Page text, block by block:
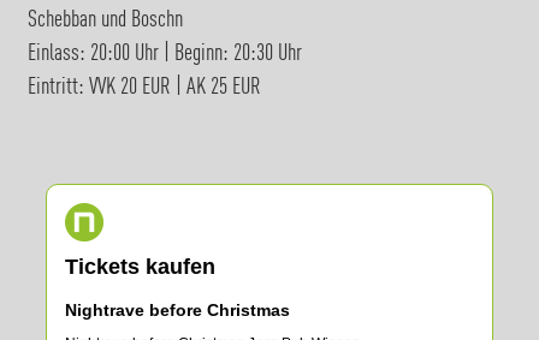
Schebban und Boschn
Einlass: 20:00 Uhr | Beginn: 20:30 Uhr
Eintritt: VVK 20 EUR | AK 25 EUR